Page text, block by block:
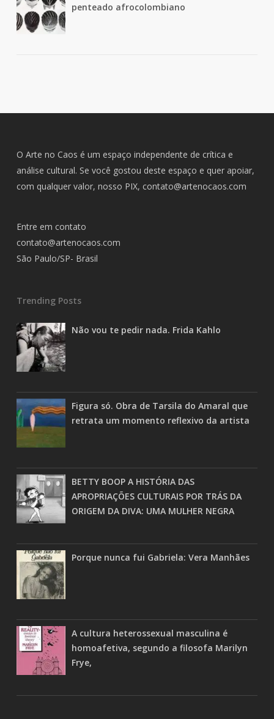
penteado afrocolombiano
O Arte no Caos é um espaço independente de crítica e
análise cultural. Se você gostou deste espaço e quer apoiar,
com qualquer valor, nosso PIX, contato@artenocaos.com
Entre em contato
contato@artenocaos.com
São Paulo/SP- Brasil
Trending Posts
Não vou te pedir nada. Frida Kahlo
Figura só. Obra de Tarsila do Amaral que
retrata um momento reflexivo da artista
BETTY BOOP A HISTÓRIA DAS
APROPRIAÇÕES CULTURAIS POR TRÁS DA
ORIGEM DA DIVA: UMA MULHER NEGRA
Porque nunca fui Gabriela: Vera Manhães
A cultura heterossexual masculina é
homoafetiva, segundo a filosofa Marilyn
Frye,